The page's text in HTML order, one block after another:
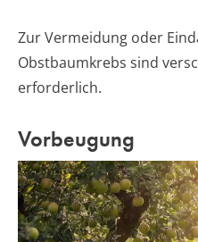
Zur Vermeidung oder
Obstbaumkrebs sind
erforderlich.
Vorbeugung